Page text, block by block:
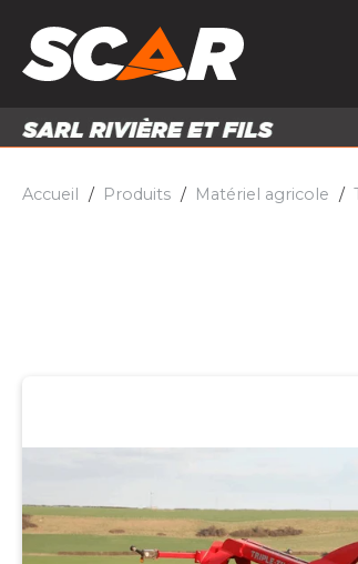
PIÈCES ET
Accueil Produits Matériel agricole